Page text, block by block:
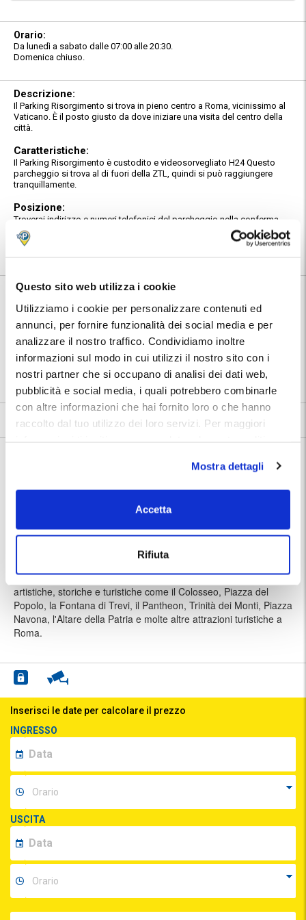
Questo sito web utilizza i cookie
Utilizziamo i cookie per personalizzare contenuti ed
annunci, per fornire funzionalità dei social media e per
analizzare il nostro traffico. Condividiamo inoltre
informazioni sul modo in cui utilizzi il nostro sito con i
nostri partner che si occupano di analisi dei dati web,
pubblicità e social media, i quali potrebbero combinarle
con altre informazioni che hai fornito loro o che hanno
raccolto dal tuo utilizzo dei loro servizi. Per maggiori
Mostra dettagli
Accetta
Rifiuta
Orario:
Da lunedì a sabato dalle 07:00 alle 20:30.
Domenica chiuso.
Descrizione:
Il Parking Risorgimento si trova in pieno centro a Roma, vicinissimo al
Vaticano. È il posto giusto da dove iniziare una visita del centro della
città.
Caratteristiche:
Il Parking Risorgimento è custodito e videosorvegliato H24 Questo
parcheggio si trova al di fuori della ZTL, quindi si può raggiungere
tranquillamente.
Posizione:
Troverai indirizzo e numeri telefonici del parcheggio nella conferma
prenotazione MyParking.
Utilizza la mappa per conoscere la posizione del parcheggio.
Informazioni su Parking Risorgimento
🅿️ Caratteristiche: custodito, cctv
⭐ Votato dai clienti: 9.3
📍 Destinazioni servite:
| Roma|Roma Vaticano
9.3 53 recensioniVedi tutte
Dal Parking Risorgimento è possibile raggiungere a piedi:
Castel Sant’Angelo in 15 minuti.
Cappella Sistina.
In appena 4 minuti a piedi puoi arrivare alla fermata della
prendere la metropolitana e visitare le più famose attrazioni
artistiche, storiche e turistiche come il Colosseo, Piazza del
Popolo, la Fontana di Trevi, il Pantheon, Trinità dei Monti, Piazza
Navona, l'Altare della Patria e molte altre attrazioni turistiche a
Roma.
Inserisci le date per calcolare il prezzo
INGRESSO
USCITA